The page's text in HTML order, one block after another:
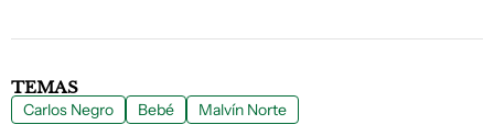
TEMAS
Carlos Negro Bebé Malvín Norte